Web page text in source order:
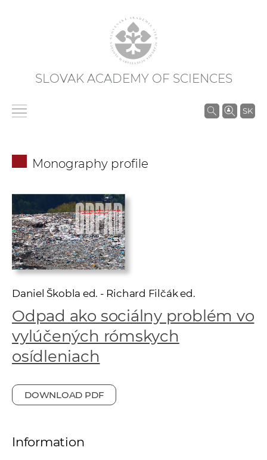
SLOVAK ACADEMY OF SCIENCES
SK
S
k
Monography profile
Daniel Škobla ed. - Richard Filčák ed.
Odpad ako sociálny problém vo
vylúčených rómskych
osídleniach
DOWNLOAD PDF
Information